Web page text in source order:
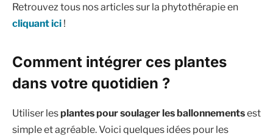
Retrouvez tous nos articles sur la phytothérapie en
cliquant ici !
Comment intégrer ces plantes
dans votre quotidien ?
Utiliser lesplantes pour soulager les ballonnementsest
simple et agréable. Voici quelques idées pour les